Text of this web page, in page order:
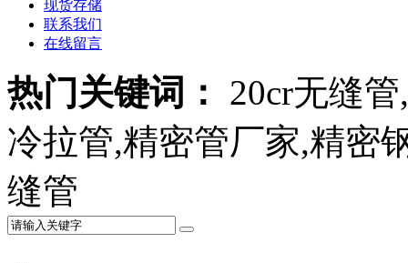
现货存储
联系我们
在线留言
热门关键词：
20cr无缝
冷拉管,精密管厂家,精密
缝管